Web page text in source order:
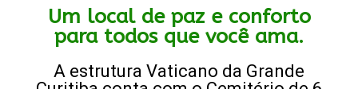
Um local de paz e conforto
para todos que você ama.
A estrutura Vaticano da Grande